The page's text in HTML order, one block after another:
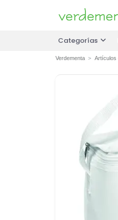
Categorías
Verdementa Artículos